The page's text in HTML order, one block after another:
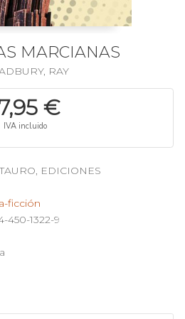
MARCIANAS
RAY
€
IVA incluido
EDICIONES
ficción
450-1322-9